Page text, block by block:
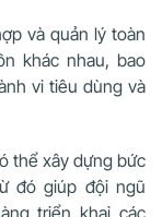
và quản lý toàn
khác nhau, bao
vi tiêu dùng và
thể xây dựng bức
đó giúp đội ngũ